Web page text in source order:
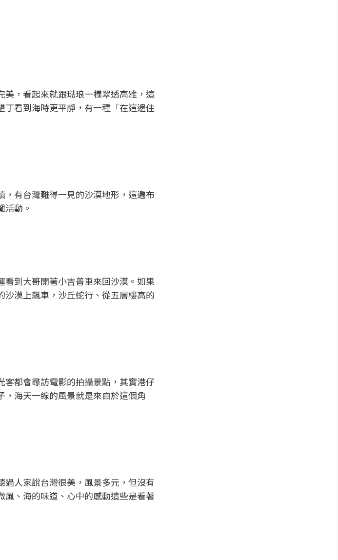
，看起來就跟琺琅一樣翠透高雅，這
看到海時更平靜，有一種「在這邊住
有台灣難得一見的沙漠地形，這遍布
活動。
到大哥開著小吉普車來回沙漠。如果
漠上飆車，沙丘蛇行、從五層樓高的
都會尋訪電影的拍攝景點，其實港仔
海天一線的風景就是來自於這個角
人家說台灣很美，風景多元，但沒有
、海的味道、心中的感動這些是看著